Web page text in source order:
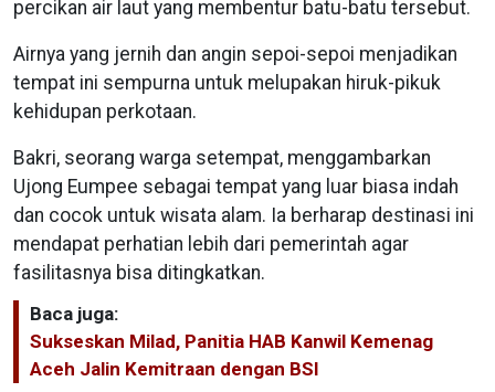
percikan air laut yang membentur batu-batu tersebut.
Airnya yang jernih dan angin sepoi-sepoi menjadikan
tempat ini sempurna untuk melupakan hiruk-pikuk
kehidupan perkotaan.
Bakri, seorang warga setempat, menggambarkan
Ujong Eumpee sebagai tempat yang luar biasa indah
dan cocok untuk wisata alam. Ia berharap destinasi ini
mendapat perhatian lebih dari pemerintah agar
fasilitasnya bisa ditingkatkan.
Baca juga:
Sukseskan Milad, Panitia HAB Kanwil Kemenag
Aceh Jalin Kemitraan dengan BSI